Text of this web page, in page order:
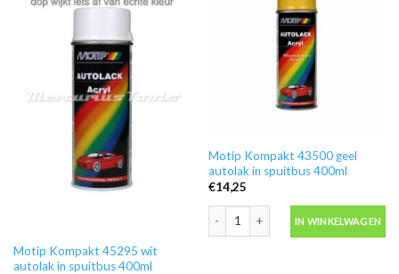
Motip Kompakt 45295 wit
autolak in spuitbus 400ml
Motip Kompakt 43500 geel
autolak in spuitbus 400ml
€14,25
Motip Kompakt 43500 geel autolak
IN WINKELWAGEN